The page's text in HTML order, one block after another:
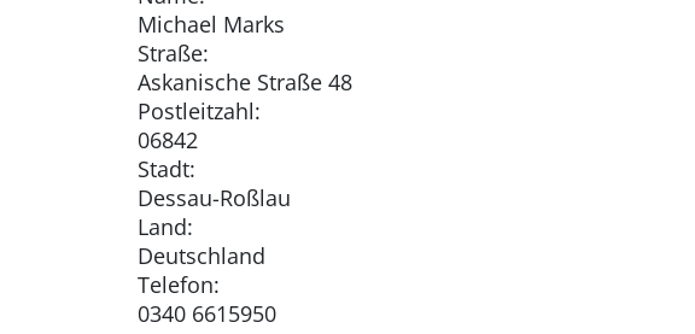
Michael Marks
Straße:
Askanische Straße 48
Postleitzahl:
06842
Stadt:
Dessau-Roßlau
Land:
Deutschland
Telefon:
0340 6615950